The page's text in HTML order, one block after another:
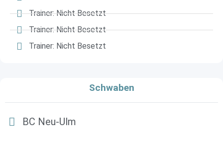
Trainer: Nicht Besetzt
Trainer: Nicht Besetzt
Trainer: Nicht Besetzt
Schwaben
BC Neu-Ulm